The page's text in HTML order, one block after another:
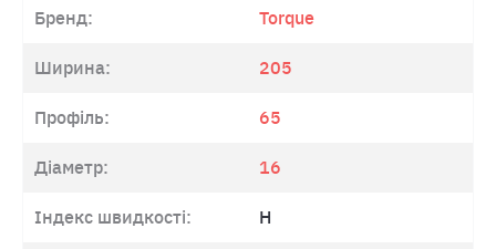
Бренд: Torque
Ширина: 205
Профіль: 65
Діаметр: 16
Індекс швидкості: H